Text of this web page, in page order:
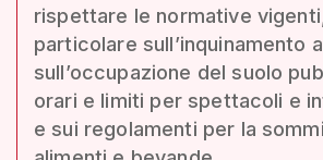
rispettare le normative
particolare sull’inquinamento
sull’occupazione del suolo
orari e limiti per spettacoli e
e sui regolamenti per la